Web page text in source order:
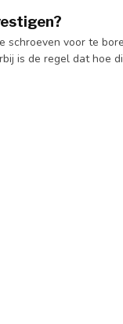
voor te
is de regel dat hoe